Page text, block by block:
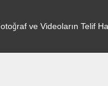
ve Videoların Telif